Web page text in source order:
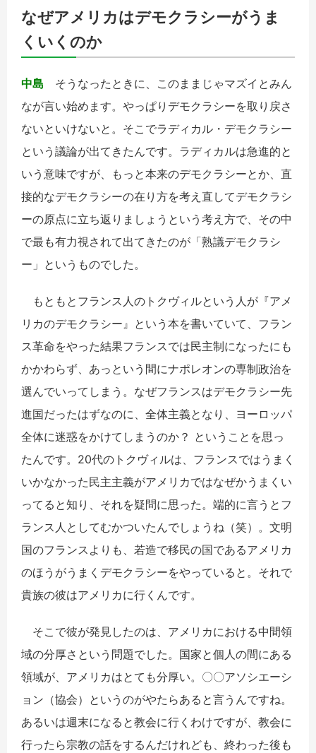
なぜアメリカはデモクラシーがうま
くいくのか
中島 そうなったときに、このままじゃマズイとみん
なが言い始めます。やっぱりデモクラシーを取り戻さ
ないといけないと。そこでラディカル・デモクラシー
という議論が出てきたんです。ラディカルは急進的と
いう意味ですが、もっと本来のデモクラシーとか、直
接的なデモクラシーの在り方を考え直してデモクラシ
ーの原点に立ち返りましょうという考え方で、その中
で最も有力視されて出てきたのが「熟議デモクラシ
ー」というものでした。
もともとフランス人のトクヴィルという人が『アメ
リカのデモクラシー』という本を書いていて、フラン
ス革命をやった結果フランスでは民主制になったにも
かかわらず、あっという間にナポレオンの専制政治を
選んでいってしまう。なぜフランスはデモクラシー先
進国だったはずなのに、全体主義となり、ヨーロッパ
全体に迷惑をかけてしまうのか？ ということを思っ
たんです。20代のトクヴィルは、フランスではうまく
いかなかった民主主義がアメリカではなぜかうまくい
ってると知り、それを疑問に思った。端的に言うとフ
ランス人としてむかついたんでしょうね（笑）。文明
国のフランスよりも、若造で移民の国であるアメリカ
のほうがうまくデモクラシーをやっていると。それで
貴族の彼はアメリカに行くんです。
そこで彼が発見したのは、アメリカにおける中間領
域の分厚さという問題でした。国家と個人の間にある
領域が、アメリカはとても分厚い。〇〇アソシエーシ
ョン（協会）というのがやたらあると言うんですね。
あるいは週末になると教会に行くわけですが、教会に
行ったら宗教の話をするんだけれども、終わった後も